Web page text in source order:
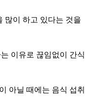
많이 하고 있다는 것을
이유로 끊임없이 간식
아닐 때에는 음식 섭취